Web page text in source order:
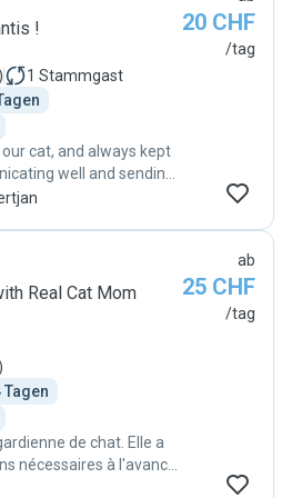
!
) 1 Stammgast
cat, and always kept
well and sending
her services."
20 CHF
/tag
Real Cat Mom
)
de chat. Elle a
nécessaires à l'avance
et a été très attentive
ab
25 CHF
/tag